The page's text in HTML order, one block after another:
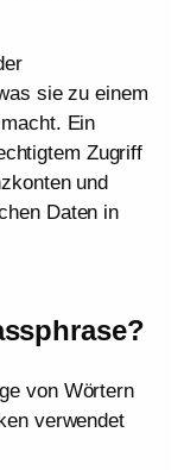
sie zu einem
Ein
Zugriff
und
Daten in
von Wörtern
verwendet